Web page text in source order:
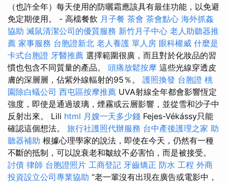
（也許全年）每天使用的防曬霜應該具有最佳功能，以免避
免定期使用。 - 高檔餐飲 月子餐 茶會 茶會點心 海外抓姦
協助 滅鼠清潔公司的優質服務 新竹月子中心 老人助聽器推
薦 家事服務 台胞證新北 老人養護 單人房 眼科權威 什麼是
卡式台胞證 牙醫推薦 選擇範圍很廣，而且對於化妝品的習
慣也包含不同質量的產品。 頭痛放鬆按摩 這些光線穿透皮
膚的深層層，佔紫外線輻射的95％。 護照換發 台胞證 桃
園除白蟻公司 西屯區按摩推薦 UVA射線全年都會影響恆定
強度，即使是通過玻璃，煙霧或云層影響，並從雪和沙子中
反射出來。 Lili html 月嫂一天多少錢 Fejes-Vékássy只能
確認這個想法。 旅行社護照代辦服務 台中產後護理之家 助
聽器補助 根據心理學家的說法，即使在今天，仍然有一種
不斷的抵制，可以說衰老和皺紋不必害怕，而是被接受。
討債 律師 台胞證照片 工商登記 牙齒矯正 防水 工程 外商
投資設立公司專業協助 “老一輩沒有出現在廣告或電影中，